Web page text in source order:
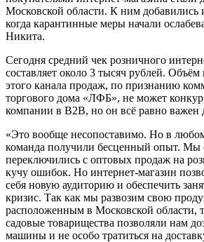
Московской области. К ним
когда карантинные меры начали
Никита.
Сегодня средний чек розничного
составляет около 3 тысяч рублей.
этого канала продаж, по признанию
торгового дома «ЛФБ», не может
компании в B2B, но он всё равно важен
«Это вообще несопоставимо. Но в
команда получили бесценный опыт. Мы
переключились с оптовых продаж на
кучу ошибок. Но интернет-магазин
себя новую аудиторию и обеспечить
кризис. Так как мы развозим свою
расположенным в Московской области,
садовые товарищества позволяли нам
машины и не особо тратиться на